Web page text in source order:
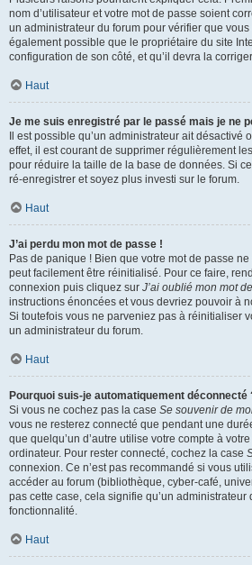
nom d’utilisateur et votre mot de passe soient
un administrateur du forum pour vérifier que vous
également possible que le propriétaire du site
configuration de son côté, et qu’il devra la
Haut
Je me suis enregistré par le passé mais je ne
Il est possible qu’un administrateur ait désactivé
effet, il est courant de supprimer régulièrement
pour réduire la taille de la base de données. Si
ré-enregistrer et soyez plus investi sur le forum.
Haut
J’ai perdu mon mot de passe !
Pas de panique ! Bien que votre mot de passe
peut facilement être réinitialisé. Pour ce faire,
connexion puis cliquez sur J’ai oublié mon mot
instructions énoncées et vous devriez pouvoir à
Si toutefois vous ne parveniez pas à réinitialiser
un administrateur du forum.
Haut
Pourquoi suis-je automatiquement déconnecté
Si vous ne cochez pas la case Se souvenir de
vous ne resterez connecté que pendant une
que quelqu’un d’autre utilise votre compte à
ordinateur. Pour rester connecté, cochez la case
connexion. Ce n’est pas recommandé si vous
accéder au forum (bibliothèque, cyber-café,
pas cette case, cela signifie qu’un administrateur
fonctionnalité.
Haut